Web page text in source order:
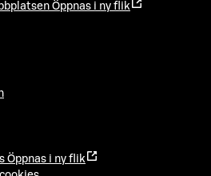
Öppnas i ny flik
Öppnas i ny flik